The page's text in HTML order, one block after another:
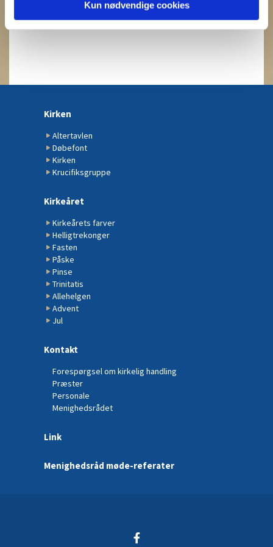
Kun nødvendige cookies
Kirken
Altertavlen
Døbefont
Kirken
Krucifiksgruppe
Kirkeåret
Kirkeårets farver
Helligtrekonger
Fasten
Påske
Pinse
Trinitatis
Allehelgen
Advent
Jul
Kontakt
Forespørgsel om kirkelig handling
Præster
Personale
Menighedsrådet
Link
Menighedsråd møde-referater